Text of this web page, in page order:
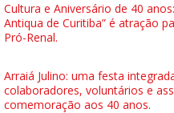
Cultura e Aniversário de 40
Antiqua de Curitiba” é atração
Pró-Renal.
Arraiá Julino: uma festa
colaboradores, voluntários e
comemoração aos 40 anos.